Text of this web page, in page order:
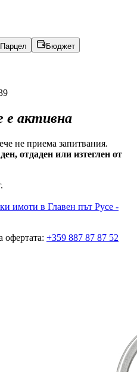
Парцел
Бюджет
е активна
не приема запитвания.
отдаден или изтеглен от
имоти в Главен път Русе -
офертата: +359 887 87 87 52